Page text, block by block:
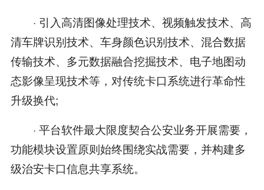
· 引入高清图像处理技术、视频触发技术、高
清车牌识别技术、车身颜色识别技术、混合数据
传输技术、多元数据融合挖掘技术、电子地图动
态影像呈现技术等，对传统卡口系统进行革命性
升级换代;
· 平台软件最大限度契合公安业务开展需要，
功能模块设置原则始终围绕实战需要，并构建多
级治安卡口信息共享系统。